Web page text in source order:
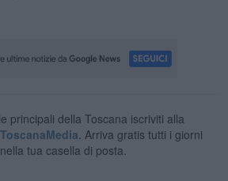
principali della Toscana iscriviti alla
Arriva gratis tutti i giorni
tua casella di posta.